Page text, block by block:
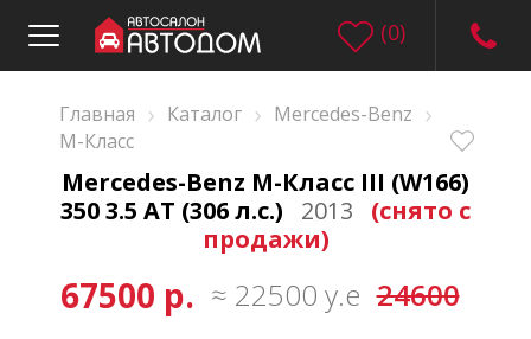
(0)
Главная › Каталог › Mercedes-Benz ›
M-Класс
Mercedes-Benz M-Класс III (W166)
350 3.5 AT (306 л.с.)
2013
(снято с
продажи)
67500 р. ≈ 22500 у.е 24600